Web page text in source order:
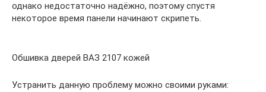
однако недостаточно надёжно, поэтому спустя
некоторое время панели начинают скрипеть.
Обшивка дверей ВАЗ 2107 кожей
Устранить данную проблему можно своими руками: